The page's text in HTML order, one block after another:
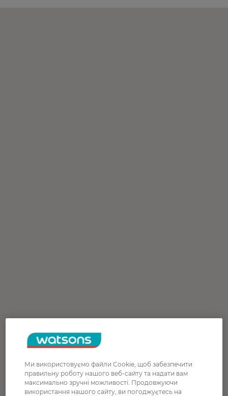
Ми використовуємо файли Cookie, щоб забезпечити
правильну роботу нашого веб-сайту та надати вам
максимально зручні можливості. Продовжуючи
використання нашого сайту, ви погоджуєтесь на